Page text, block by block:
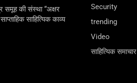
समूह की संस्था “अक्षर
साहित्यिक काव्य
Security
trending
Video
साहित्यिक समाचार